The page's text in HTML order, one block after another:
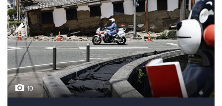
10